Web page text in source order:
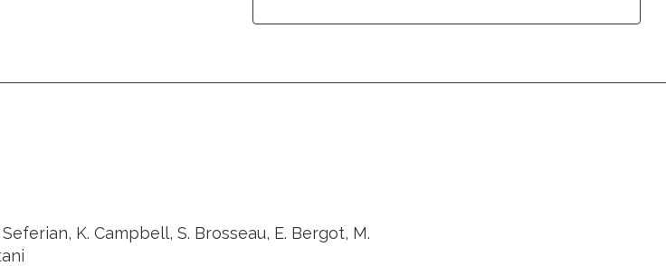
K. Campbell, S. Brosseau, E. Bergot, M.